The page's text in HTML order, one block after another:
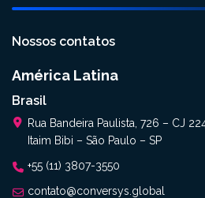
Nossos contatos
América Latina
Brasil
Rua Bandeira Paulista, 726 – CJ
Itaim Bibi – São Paulo – SP
+55 (11) 3807-3550
contato@conversys.global